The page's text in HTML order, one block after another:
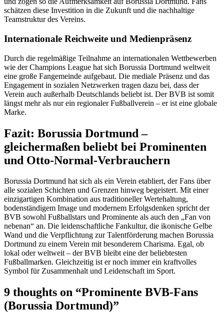
schätzen diese Investition in die Zukunft und die nachhaltige
Teamstruktur des Vereins.
Internationale Reichweite und Medienpräsenz
Durch die regelmäßige Teilnahme an internationalen Wettbewerben
wie der Champions League hat sich Borussia Dortmund weltweit
eine große Fangemeinde aufgebaut. Die mediale Präsenz und das
Engagement in sozialen Netzwerken tragen dazu bei, dass der
Verein auch außerhalb Deutschlands beliebt ist. Der BVB ist somit
längst mehr als nur ein regionaler Fußballverein – er ist eine globale
Marke.
Fazit: Borussia Dortmund –
gleichermaßen beliebt bei Prominenten
und Otto-Normal-Verbrauchern
Borussia Dortmund hat sich als ein Verein etabliert, der Fans über
alle sozialen Schichten und Grenzen hinweg begeistert. Mit einer
einzigartigen Kombination aus traditioneller Wertehaltung,
bodenständigem Image und modernem Erfolgsdenken spricht der
BVB sowohl Fußballstars und Prominente als auch den „Fan von
nebenan“ an. Die leidenschaftliche Fankultur, die ikonische Gelbe
Wand und die Verpflichtung zur Talentförderung machen Borussia
Dortmund zu einem Verein mit besonderem Charisma. Egal, ob
lokal oder weltweit – der BVB bleibt eine der beliebtesten
Fußballmarken. Gleichzeitig ist er noch immer ein kraftvolles
Symbol für Zusammenhalt und Leidenschaft im Sport.
9 thoughts on “Prominente BVB-Fans
(Borussia Dortmund)”